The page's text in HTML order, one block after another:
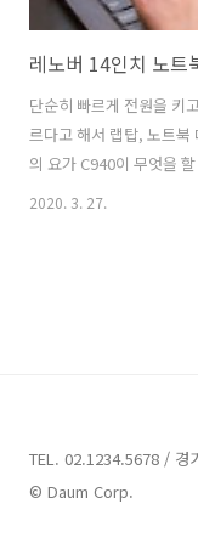
단순히 빠르게 전원을 키
르다고 해서 랩탑, 노트북
의 요가 C940이 무엇을
대표 제품인 14인치 투
계된 노트북의 선택 그룹
2020. 3. 27.
TEL. 02.1234.5678 / 경
© Daum Corp.